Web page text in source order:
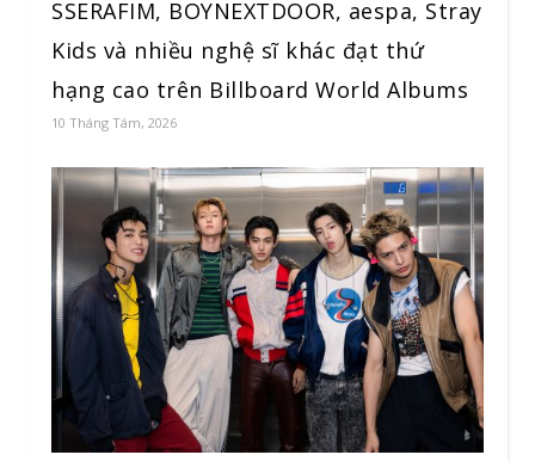
SSERAFIM, BOYNEXTDOOR, aespa, Stray
Kids và nhiều nghệ sĩ khác đạt thứ
hạng cao trên Billboard World Albums
10 Tháng Tám, 2026